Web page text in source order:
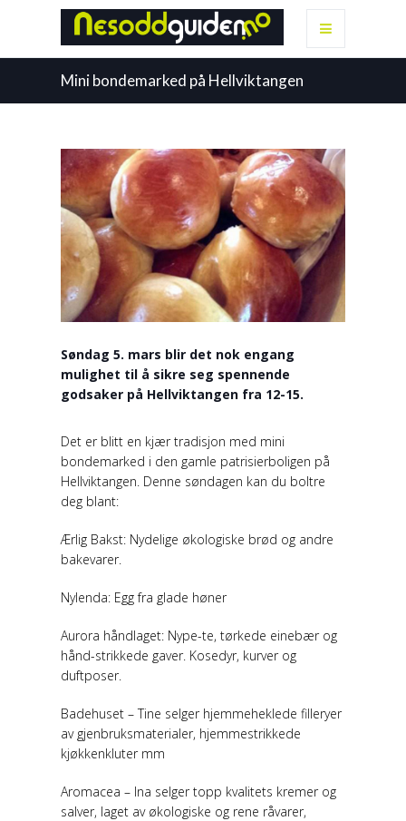
Mini bondemarked på Hellviktangen
Søndag 5. mars blir det nok engang
mulighet til å sikre seg spennende
godsaker på Hellviktangen fra 12-15.
Det er blitt en kjær tradisjon med mini
bondemarked i den gamle patrisierboligen på
Hellviktangen. Denne søndagen kan du boltre
deg blant:
Ærlig Bakst: Nydelige økologiske brød og andre
bakevarer.
Nylenda: Egg fra glade høner
Aurora håndlaget: Nype-te, tørkede einebær og
hånd-strikkede gaver. Kosedyr, kurver og
duftposer.
Badehuset – Tine selger hjemmeheklede filleryer
av gjenbruksmaterialer, hjemmestrikkede
kjøkkenkluter mm
Aromacea – Ina selger topp kvalitets kremer og
salver, laget av økologiske og rene råvarer,